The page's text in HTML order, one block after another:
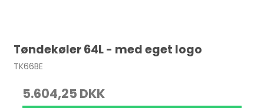
Tøndekøler 64L - med eget logo
TK66BE
5.604,25 DKK